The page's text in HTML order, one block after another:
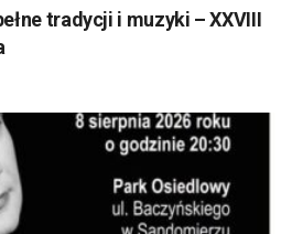
tradycji i muzyki – XXVIII